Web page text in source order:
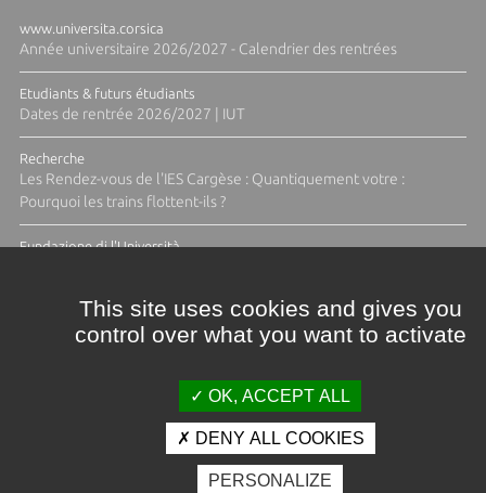
www.universita.corsica
Année universitaire 2026/2027 - Calendrier des rentrées
Etudiants & futurs étudiants
Dates de rentrée 2026/2027 | IUT
Recherche
Les Rendez-vous de l'IES Cargèse : Quantiquement votre :
Pourquoi les trains flottent-ils ?
Fundazione di l'Università
Crédits et mentions légales
Espace presse Photothèque
This site uses cookies and gives you
control over what you want to activate
OK, ACCEPT ALL
DENY ALL COOKIES
PERSONALIZE